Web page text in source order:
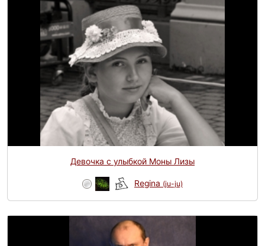
Девочка с улыбкой Моны Лизы
Regina (ju-ju)